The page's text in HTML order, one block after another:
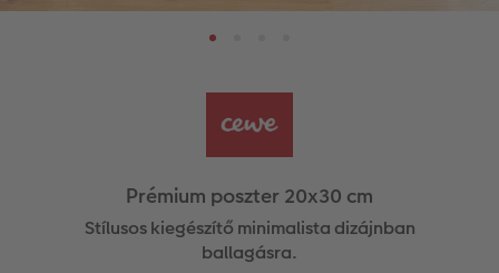
Könyvsablonok
Vásárlói mintakönyvek
Kids CEWE FOTÓKÖNYV
Art Collection CEWE FOTÓKÖNYV
Little Prints
Matt Prints
Prémium poszter
Art Prints
Direkt nyomtatású akrilüveg fotó
Direkt nyomtatású alufotó
Habkarton
Esküvői köszöntő tábla
Dekorációk
Üdvözlőkártyák
Kiskedvencek világa
Iskolaszer és irodaszer
Fényképes ajándékdobozok
Határidőnaptár
Kiegészítők
CEWE myPhotos
CEWE videós podcast
CEWE PHOTO AWARD FOTÓPÁLYÁZAT
Fotózási tippek és trükkök
Hogyan készíts jobb képeket a
Prémium poszter 20x30 cm
Stílusos kiegészítő minimalista dizájnban
ballagásra.